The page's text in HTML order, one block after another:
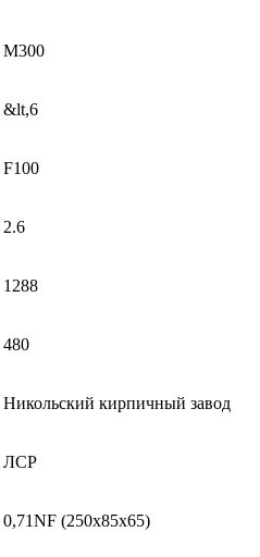
М300
&lt,6
F100
2.6
1288
480
Никольский кирпичный завод
ЛСР
0,71NF (250х85х65)